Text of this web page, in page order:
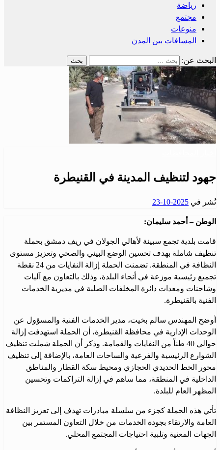
رياضة
مجتمع
منوعات
المسافات بين المدن
البحث عن:
جهود لتنظيف المدينة في القنيطرة
نُشر في 2025-10-23
الوطن – أحمد سليمان:
قامت بلدية تجمع سبينة لأهالي الجولان في ريف دمشق بحملة
تنظيف شاملة بهدف تحسين الوضع البيئي والصحي وتعزيز مستوى
النظافة في المنطقة. تضمنت الحملة إزالة النفايات من 24 نقطة
تجميع رئيسية موزعة في أنحاء البلدة، وذلك بالتعاون مع آليات
وشاحنات ومعدات دائرة المخلفات الصلبة في مديرية الخدمات
الفنية بالقنيطرة.
أوضح المهندس سالم بخيت، مدير الخدمات الفنية والمسؤول عن
الوحدات الإدارية في محافظة القنيطرة، أن الحملة استهدفت إزالة
حوالي 40 طناً من النفايات والقمامة. وذكر أن الحملة شملت تنظيف
الشوارع الرئيسية والفرعية والساحات العامة، بالإضافة إلى تنظيف
محور الخط الحديدي الحجازي ومحيط سكة القطار والمناطق
الداخلية في المنطقة، مما ساهم في إزالة التراكمات وتحسين
المظهر العام للبلدة.
تأتي هذه الحملة كجزء من سلسلة مبادرات تهدف إلى تعزيز النظافة
العامة والارتقاء بجودة الخدمات من خلال التعاون المستمر بين
الجهات المعنية وتلبية احتياجات المجتمع المحلي.